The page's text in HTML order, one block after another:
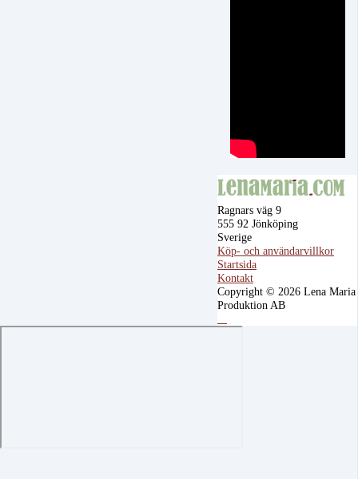
Ragnars väg 9
555 92 Jönköping
Sverige
Köp- och användarvillkor
Startsida
Kontakt
Copyright © 2026 Lena Maria
Produktion AB